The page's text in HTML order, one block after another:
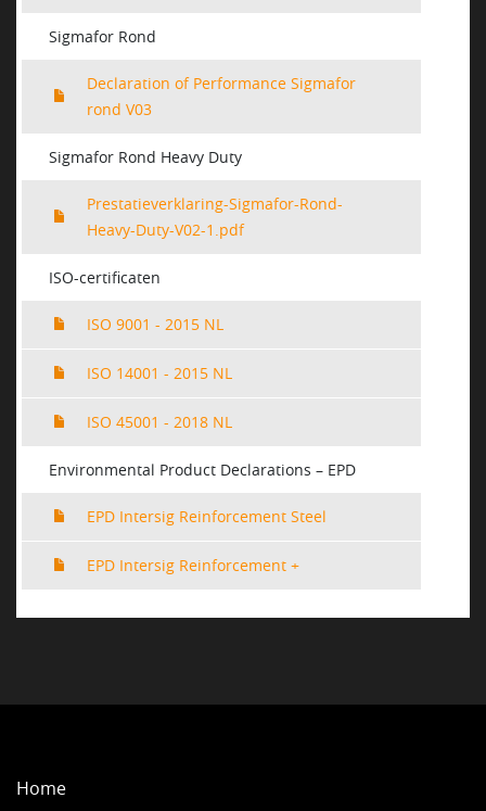
Sigmafor Rond
Declaration of Performance Sigmafor
rond V03
Sigmafor Rond Heavy Duty
Prestatieverklaring-Sigmafor-Rond-
Heavy-Duty-V02-1.pdf
ISO-certificaten
ISO 9001 - 2015 NL
ISO 14001 - 2015 NL
ISO 45001 - 2018 NL
Environmental Product Declarations – EPD
EPD Intersig Reinforcement Steel
EPD Intersig Reinforcement +
Home